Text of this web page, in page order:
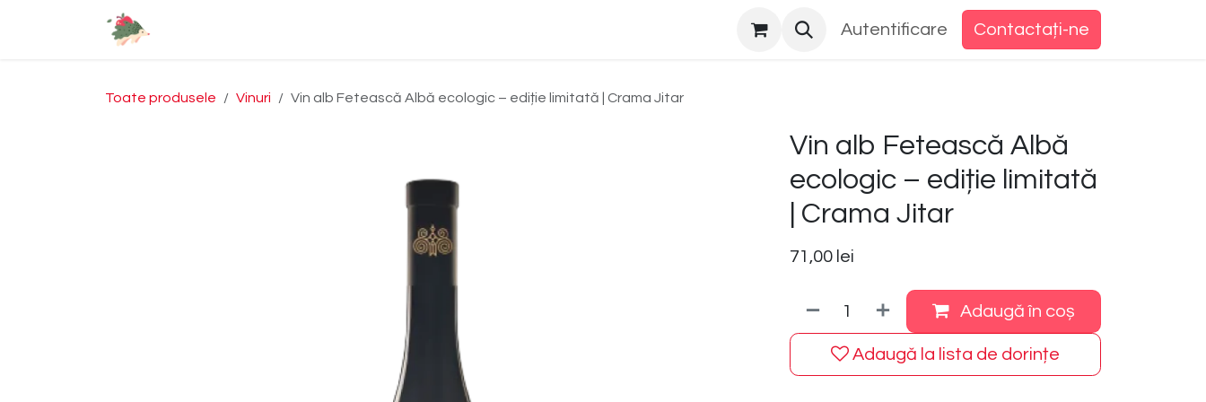
Autentificare Contactați-ne
Toate produsele Vinuri Vin alb Fetească Albă ecologic – ediție limitată | Crama Jitar
Vin alb Fetească Albă
ecologic – ediție limitată
| Crama Jitar
71,00lei
Adaugă în coș
Adaugă la lista de dorințe